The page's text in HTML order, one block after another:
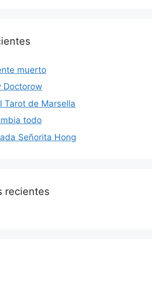
muerto
Doctorow
Tarot de Marsella
todo
Señorita Hong
recientes